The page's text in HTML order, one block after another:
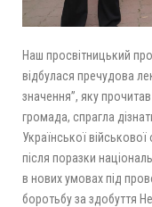
Наш просвітницький
відбулася пречудова
значення”, яку
громада, спрагла
Української військової
після поразки
в нових умовах під
боротьбу за здобуття